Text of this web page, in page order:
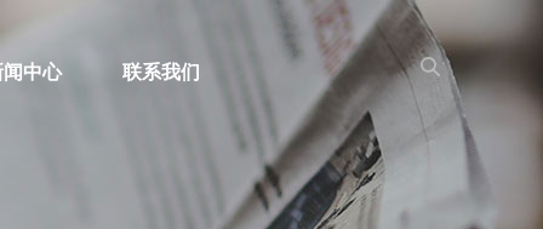
中心 联系我们